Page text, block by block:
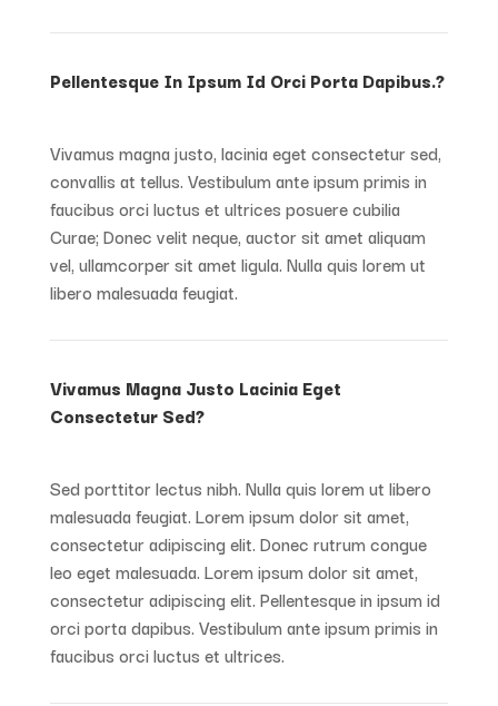
Pellentesque In Ipsum Id Orci Porta Dapibus.?
Vivamus magna justo, lacinia eget consectetur sed,
convallis at tellus. Vestibulum ante ipsum primis in
faucibus orci luctus et ultrices posuere cubilia
Curae; Donec velit neque, auctor sit amet aliquam
vel, ullamcorper sit amet ligula. Nulla quis lorem ut
libero malesuada feugiat.
Vivamus Magna Justo Lacinia Eget
Consectetur Sed?
Sed porttitor lectus nibh. Nulla quis lorem ut libero
malesuada feugiat. Lorem ipsum dolor sit amet,
consectetur adipiscing elit. Donec rutrum congue
leo eget malesuada. Lorem ipsum dolor sit amet,
consectetur adipiscing elit. Pellentesque in ipsum id
orci porta dapibus. Vestibulum ante ipsum primis in
faucibus orci luctus et ultrices.